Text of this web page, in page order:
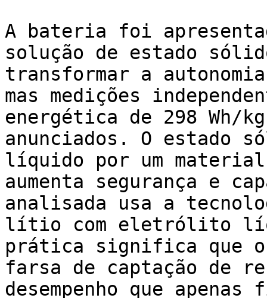
A bateria foi
solução de estado
transformar a
mas medições
energética de 298 Wh/
anunciados. O
líquido por um
aumenta segurança e
analisada usa a
lítio com eletrólito
prática significa que o
farsa de captação de
desempenho que apenas